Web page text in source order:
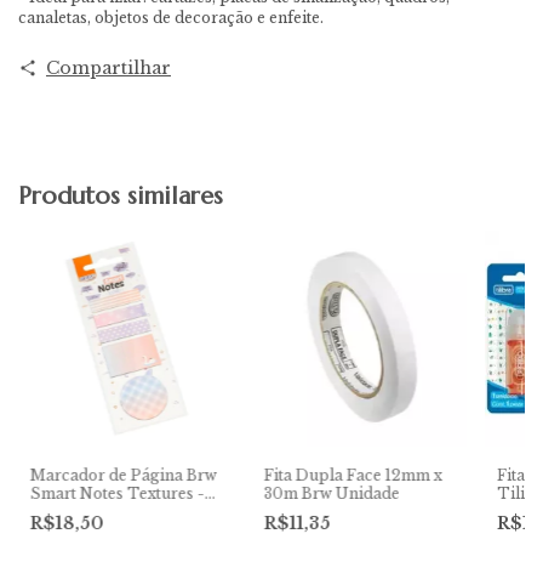
canaletas, objetos de decoração e enfeite.
Compartilhar
Produtos similares
Marcador de Página Brw
Smart Notes Textures -
Cisne - 5 marc - 20 fls
R$18,50
Fita Dupla Face 12mm x
30m Brw Unidade
R$11,35
Fita